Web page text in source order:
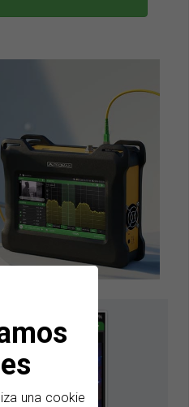
una cookie